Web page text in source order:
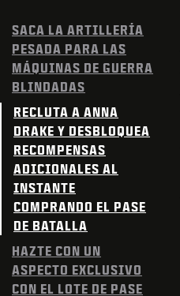
SACA LA ARTILLERÍA
PESADA PARA LAS
MÁQUINAS DE GUERRA
BLINDADAS
RECLUTA A ANNA
DRAKE Y DESBLOQUEA
RECOMPENSAS
ADICIONALES AL
INSTANTE
COMPRANDO EL PASE
DE BATALLA
HAZTE CON UN
ASPECTO EXCLUSIVO
CON EL LOTE DE PASE